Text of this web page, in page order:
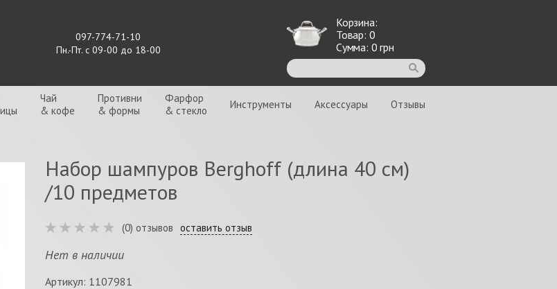
097-774-71-10
Пн.-Пт. с 09-00 до 18-00
Корзина:
Товар: 0
Сумма: 0 грн
Чай
& кофе
Противни
& формы
Фарфор
& стекло
Инструменты Аксессуары Отзывы
Набор шампуров Berghoff (длина 40 см)
/10 предметов
(0) отзывов оставить отзыв
Нет в наличии
Артикул: 1107981